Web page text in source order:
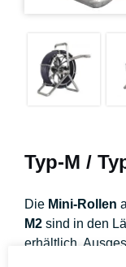
Typ-M /
Die Mini-Rollen
M2 sind in den
erhältlich.